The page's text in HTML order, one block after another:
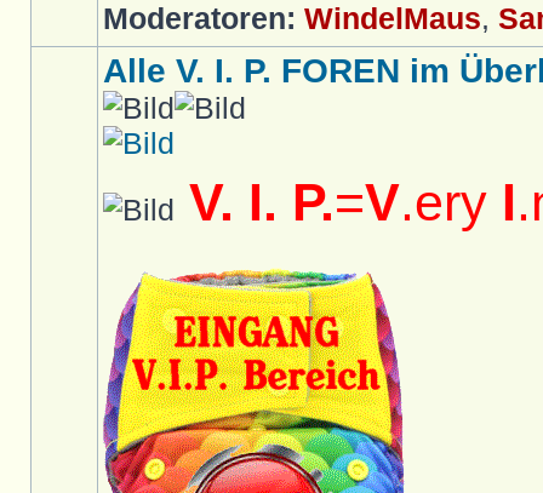
Moderatoren: WindelMaus,
Alle V. I. P. FOREN im
V. I. P.=V.ery I